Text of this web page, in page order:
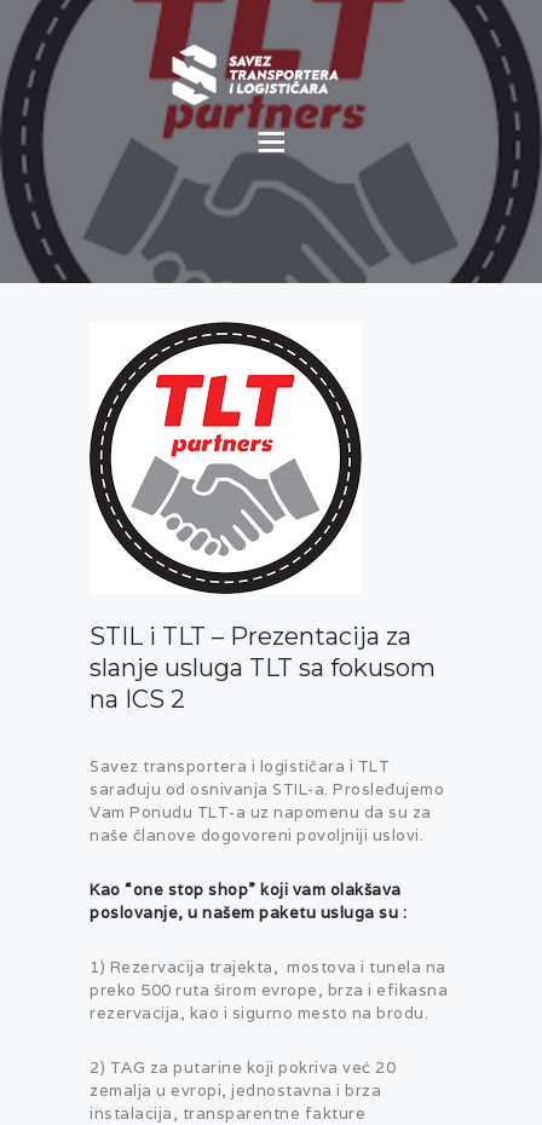
O NAMA
NOVOSTI
MISIJA I VIZIJA
CILJEVI
KOMERCIJALNE
POVOLJNOSTI
GALERIJA
STIL i TLT – Prezentacija za
slanje usluga TLT sa fokusom
na ICS 2
Savez transportera i logističara i TLT
sarađuju od osnivanja STIL-a. Prosleđujemo
Vam Ponudu TLT-a uz napomenu da su za
naše članove dogovoreni povoljniji uslovi.
Kao “one stop shop” koji vam olakšava
poslovanje, u našem paketu usluga su :
1) Rezervacija trajekta, mostova i tunela na
preko 500 ruta širom evrope, brza i efikasna
rezervacija, kao i sigurno mesto na brodu.
2) TAG za putarine koji pokriva već 20
zemalja u evropi, jednostavna i brza
instalacija, transparentne fakture